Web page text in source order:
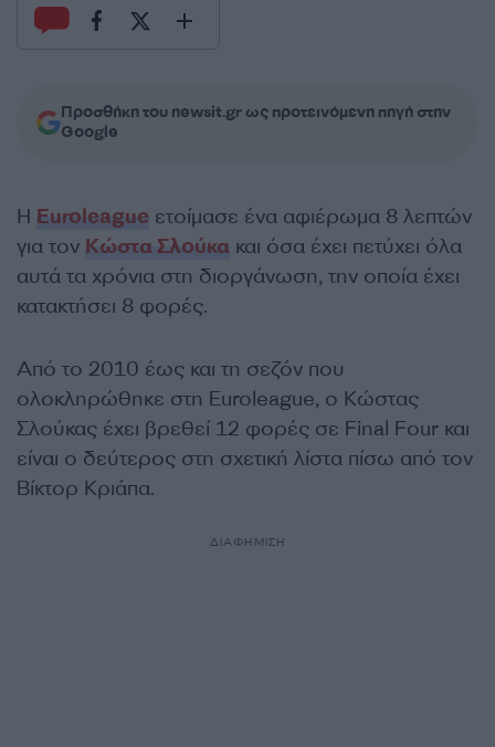
Προσθήκη του newsit.gr ως προτεινόμενη πηγή στην
Google
Η Euroleague ετοίμασε ένα αφιέρωμα 8 λεπτών
για τον Κώστα Σλούκα και όσα έχει πετύχει όλα
αυτά τα χρόνια στη διοργάνωση, την οποία έχει
κατακτήσει 8 φορές.
Από το 2010 έως και τη σεζόν που
ολοκληρώθηκε στη Euroleague, ο Κώστας
Σλούκας έχει βρεθεί 12 φορές σε Final Four και
είναι ο δεύτερος στη σχετική λίστα πίσω από τον
Βίκτορ Κριάπα.
ΔΙΑΦΗΜΙΣΗ